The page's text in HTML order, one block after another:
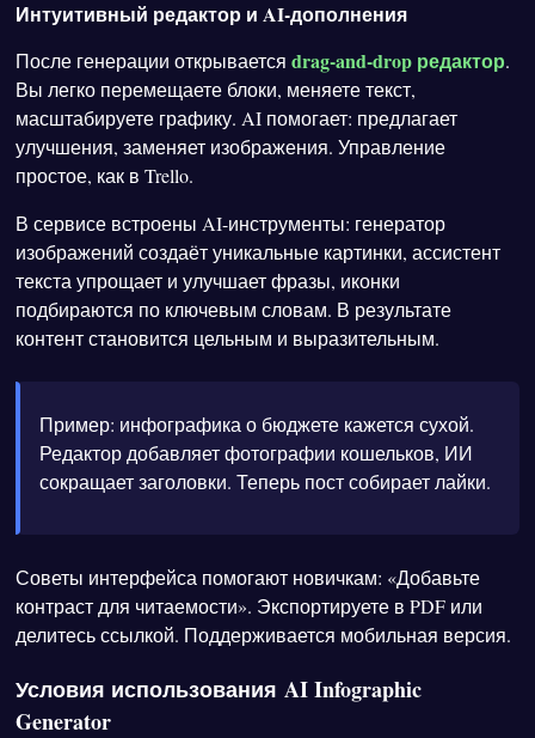
Интуитивный редактор и AI-дополнения
После генерации открываетсяdrag-and-drop редактор.
Вы легко перемещаете блоки, меняете текст,
масштабируете графику. AI помогает: предлагает
улучшения, заменяет изображения. Управление
простое, как в Trello.
В сервисе встроены AI-инструменты: генератор
изображений создаёт уникальные картинки, ассистент
текста упрощает и улучшает фразы, иконки
подбираются по ключевым словам. В результате
контент становится цельным и выразительным.
Пример: инфографика о бюджете кажется сухой.
Редактор добавляет фотографии кошельков, ИИ
сокращает заголовки. Теперь пост собирает лайки.
Советы интерфейса помогают новичкам: «Добавьте
контраст для читаемости». Экспортируете в PDF или
делитесь ссылкой. Поддерживается мобильная версия.
Условия использования AI Infographic
Generator